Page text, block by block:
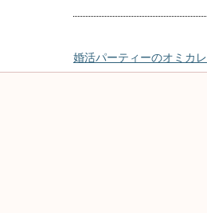
婚活パーティーのオミカレ